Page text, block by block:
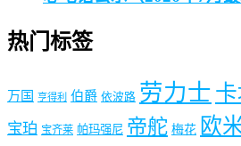
热门标签
万国 亨得利 伯爵 依波路 劳力士
宝珀 宝齐莱 帕玛强尼 帝舵 梅花 欧